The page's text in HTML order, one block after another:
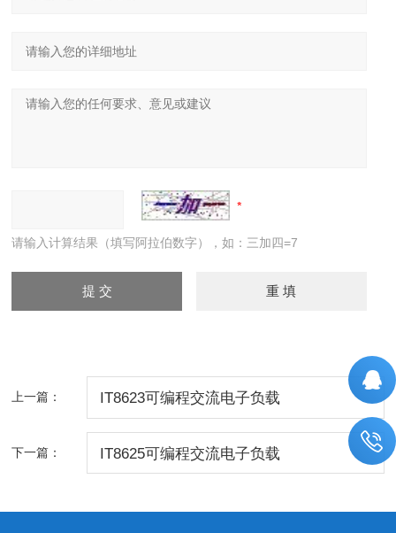
请输入计算结果（填写阿拉伯数字），如：三加四=7
上一篇： IT8623可编程交流电子负载
下一篇： IT8625可编程交流电子负载